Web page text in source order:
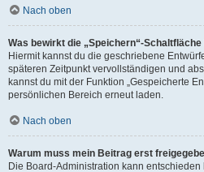
Nach oben
Was bewirkt die „Speichern“-
Hiermit kannst du die geschriebene
späteren Zeitpunkt vervollständigen und
kannst du mit der Funktion „Gespeicherte
persönlichen Bereich erneut laden.
Nach oben
Warum muss mein Beitrag erst
Die Board-Administration kann